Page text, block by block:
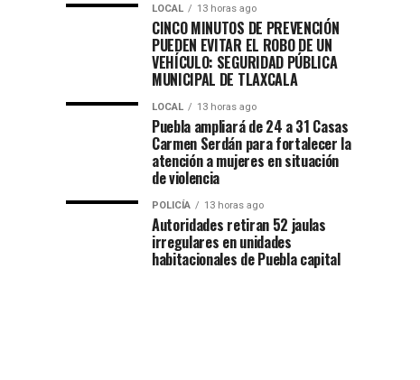
LOCAL 13 horas ago
CINCO MINUTOS DE PREVENCIÓN
PUEDEN EVITAR EL ROBO DE UN
VEHÍCULO: SEGURIDAD PÚBLICA
MUNICIPAL DE TLAXCALA
LOCAL 13 horas ago
Puebla ampliará de 24 a 31 Casas
Carmen Serdán para fortalecer la
atención a mujeres en situación
de violencia
POLICÍA 13 horas ago
Autoridades retiran 52 jaulas
irregulares en unidades
habitacionales de Puebla capital